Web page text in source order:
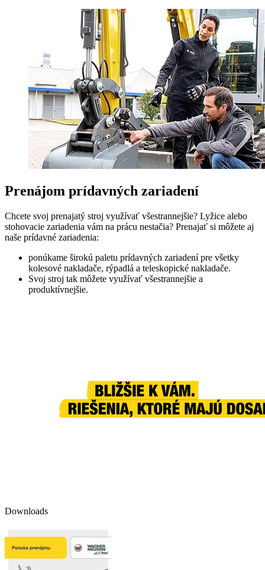
Prenájom prídavných zariadení
Chcete svoj prenajatý stroj využívať všestrannejšie? Lyžice alebo
stohovacie zariadenia vám na prácu nestačia? Prenajať si môžete aj
naše prídavné zariadenia:
ponúkame širokú paletu prídavných zariadení pre všetky
kolesové nakladače, rýpadlá a teleskopické nakladače.
Svoj stroj tak môžete využívať všestrannejšie a
produktívnejšie.
Downloads